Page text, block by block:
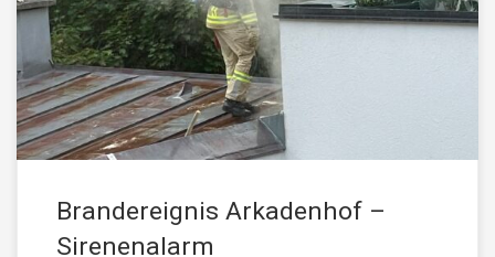
Dachgeschoss – im Stadtzentrum Beim Eintreffen der
Einsatzleitung war im betroffenen Bereich eine starke
Rauchentwicklung festzustellen und der Einsatzleiter gab daher
Alarmstufenerhöhung aus – somit Sirenenalarm für […]
Brandereignis Arkadenhof –
Sirenenalarm